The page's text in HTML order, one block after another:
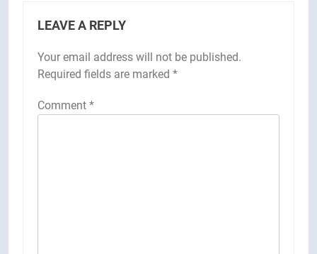
LEAVE A REPLY
Your email address will not be published.
Required fields are marked *
Comment *